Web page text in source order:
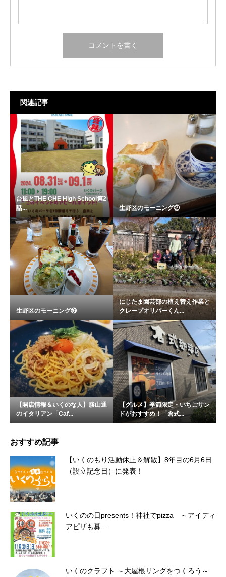
関連記事
台風とTHE CHE High School第2
話...
生野区のモーニング②
生野区のモーニング⑯
にじたま園芸部の植え替え作業と
クレープオリバーくん...
【開店情報＆いくのな人】勝山通
のイタリアン「Caf...
【グルメ】季節限定・いちごサン
ドがおすすめ！「倉式...
おすすめ記事
【いくのもり活動休止＆解散】8年目の6月6日
（設立記念日）に発表！
いくのの日presents！神社でpizza ～アイディ
アピザも募...
いくのクラフト ～大屋根リングをつくろう～